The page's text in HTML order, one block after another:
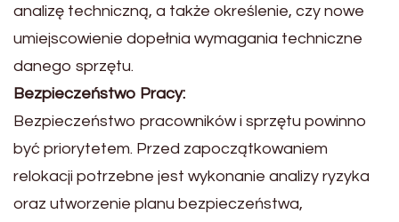
analizę techniczną, a także określenie, czy nowe
umiejscowienie dopełnia wymagania techniczne
danego sprzętu.
Bezpieczeństwo Pracy:
Bezpieczeństwo pracowników i sprzętu powinno
być priorytetem. Przed zapoczątkowaniem
relokacji potrzebne jest wykonanie analizy ryzyka
oraz utworzenie planu bezpieczeństwa,